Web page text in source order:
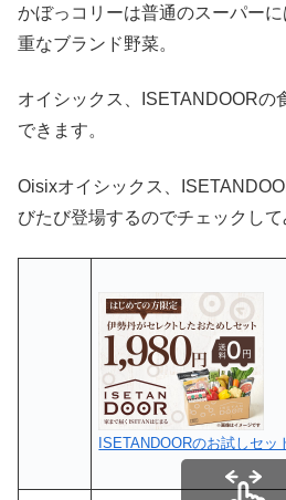
かぼっコリーは普通のスーパー
重なブランド野菜。
オイシックス、ISETANDOORの
できます。
Oisixオイシックス、
びたび登場するのでチェックして
ISETANDOORのお試しセッ